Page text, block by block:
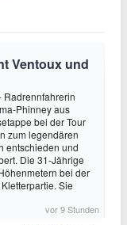
Ventoux und
Radrennfahrerin
Phinney aus
bei der Tour
zum legendären
entschieden und
Die 31-Jährige
bei der
Sie
vor 9 Stunden